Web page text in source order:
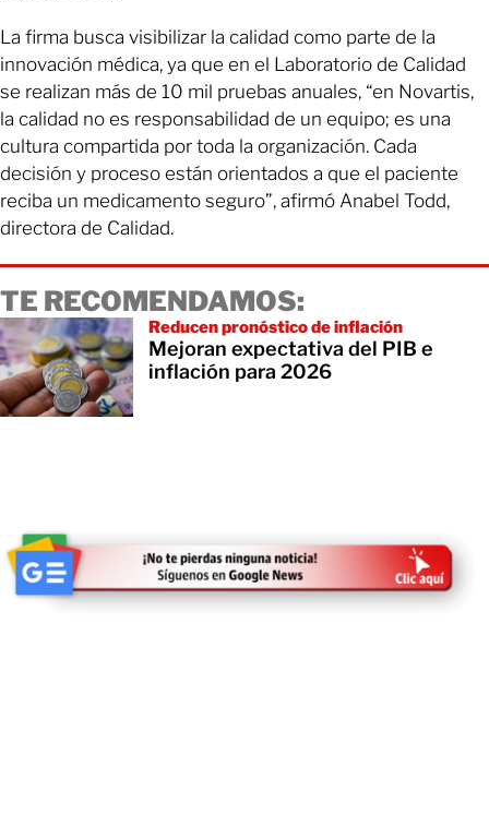
La firma busca visibilizar la calidad como parte de la
innovación médica, ya que en el Laboratorio de Calidad
se realizan más de 10 mil pruebas anuales, “en Novartis,
la calidad no es responsabilidad de un equipo; es una
cultura compartida por toda la organización. Cada
decisión y proceso están orientados a que el paciente
reciba un medicamento seguro”, afirmó Anabel Todd,
directora de Calidad.
TE RECOMENDAMOS:
Reducen pronóstico de inflación
Mejoran expectativa del PIB e
inflación para 2026